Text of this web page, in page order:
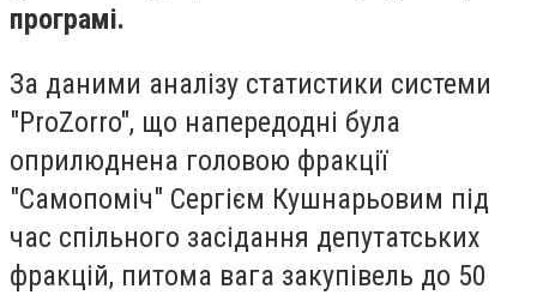
програмі.
За даними аналізу статистики системи
"ProZorro", що напередодні була
оприлюднена головою фракції
"Самопоміч" Сергієм Кушнарьовим під
час спільного засідання депутатських
фракцій, питома вага закупівель до 50